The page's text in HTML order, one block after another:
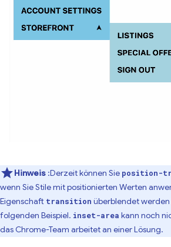
Hinweis :Derzeit können Sie position-
wenn Sie Stile mit positionierten Werten
Eigenschaft transition überblendet werden
folgenden Beispiel. inset-area kann noch
das Chrome-Team arbeitet an einer Lösung.